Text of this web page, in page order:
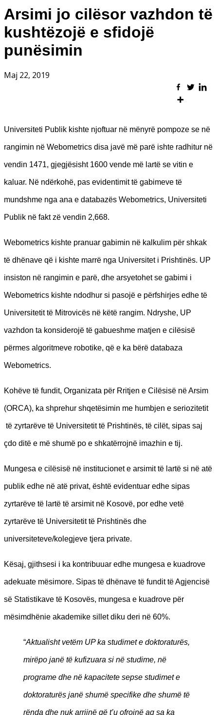
Arsimi jo cilësor vazhdon të
kushtëzojë e sfidojë
punësimin
Maj 22, 2019
Universiteti Publik kishte njoftuar në mënyrë pompoze se në
rangimin në Webometrics disa javë më parë ishte radhitur në
vendin 1471, gjegjësisht 1600 vende më lartë se vitin e
kaluar. Në ndërkohë, pas evidentimit të gabimeve të
mundshme nga ana e databazës Webometrics, Universiteti
Publik në fakt zë vendin 2,668.
Webometrics kishte pranuar gabimin në kalkulim për shkak
të dhënave që i kishte marrë nga Universitet i Prishtinës. UP
insiston në rangimin e parë, dhe arsyetohet se gabimi i
Webometrics kishte ndodhur si pasojë e përfshirjes edhe të
Universitetit të Mitrovicës në këtë rangim. Ndryshe, UP
vazhdon ta konsiderojë të gabueshme matjen e cilësisë
përmes algoritmeve robotike, që e ka bërë databaza
Webometrics.
Kohëve të fundit, Organizata për Rritjen e Cilësisë në Arsim
(ORCA), ka shprehur shqetësimin me humbjen e seriozitetit
të zyrtarëve të Universitetit të Prishtinës, të cilët, sipas saj
çdo ditë e më shumë po e shkatërrojnë imazhin e tij.
Mungesa e cilësisë në institucionet e arsimit të lartë si në atë
publik edhe në atë privat, është evidentuar edhe sipas
zyrtarëve të lartë të arsimit në Kosovë, por edhe vetë
zyrtarëve të Universitetit të Prishtinës dhe
universiteteve/kolegjeve tjera private.
Kësaj, gjithsesi i ka kontribuuar edhe mungesa e kuadrove
adekuate mësimore. Sipas të dhënave të fundit të Agjencisë
së Statistikave të Kosovës, mungesa e kuadrove për
mësimdhënie akademike sillet diku deri në 60%.
“Aktualisht vetëm UP ka studimet e doktoraturës,
mirëpo janë të kufizuara si në studime, në
programe dhe në kapacitete sepse studimet e
doktoraturës janë shumë specifike dhe shumë të
rënda dhe nuk arrijnë që t’u ofrojnë aq sa ka